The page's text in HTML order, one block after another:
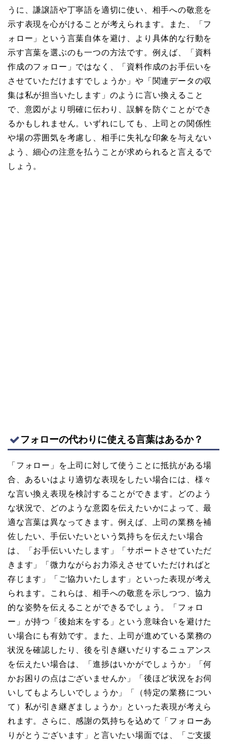
うに、謙譲語や丁寧語を適切に使い、相手への敬意を
示す表現を心がけることが考えられます。また、「フ
ォロー」という言葉自体を避け、より具体的な行動を
示す言葉を選ぶのも一つの方法です。例えば、「資料
作成のフォロー」ではなく、「資料作成のお手伝いを
させていただけますでしょうか」や「関連データの収
集は私が担当いたします」のように言い換えること
で、意図がより明確に伝わり、誤解を防ぐことができ
るかもしれません。いずれにしても、上司との関係性
や場の雰囲気を考慮し、相手に失礼な印象を与えない
よう、細心の注意を払うことが求められると言えるで
しょう。
フォローの代わりに使える言葉はあるか？
「フォロー」を上司に対して使うことに抵抗がある場
合、あるいはより適切な表現をしたい場合には、様々
な言い換え表現を検討することができます。どのよう
な状況で、どのような意図を伝えたいかによって、最
適な言葉は異なってきます。例えば、上司の業務を補
佐したい、手伝いたいという気持ちを伝えたい場合
は、「お手伝いいたします」「サポートさせていただ
きます」「微力ながらお力添えさせていただければと
存じます」「ご協力いたします」といった表現が考え
られます。これらは、相手への敬意を示しつつ、協力
的な姿勢を伝えることができるでしょう。「フォロ
ー」が持つ「後始末をする」という意味合いを避けた
い場合にも有効です。また、上司が進めている業務の
状況を確認したり、後を引き継いだりするニュアンス
を伝えたい場合は、「進捗はいかがでしょうか」「何
かお困りの点はございませんか」「後ほど状況をお伺
いしてもよろしいでしょうか」「（特定の業務につい
て）私が引き継ぎましょうか」といった表現が考えら
れます。さらに、感謝の気持ちを込めて「フォローあ
りがとうございます」と言いたい場面では、「ご支援